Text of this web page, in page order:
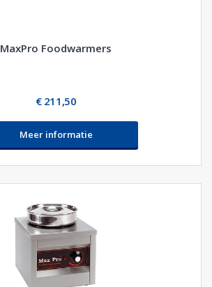
MaxPro Foodwarmers
€ 211,50
Meer informatie